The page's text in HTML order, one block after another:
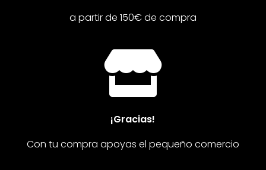
a partir de 150€ de compra

¡Gracias!
Con tu compra apoyas el pequeño comercio